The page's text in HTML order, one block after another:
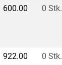
600.00 0 Stk.
922.00 0 Stk.